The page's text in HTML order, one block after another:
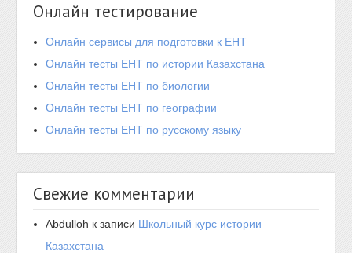
Онлайн тестирование
Онлайн сервисы для подготовки к ЕНТ
Онлайн тесты ЕНТ по истории Казахстана
Онлайн тесты ЕНТ по биологии
Онлайн тесты ЕНТ по географии
Онлайн тесты ЕНТ по русскому языку
Свежие комментарии
Abdulloh к записи Школьный курс истории
Казахстана